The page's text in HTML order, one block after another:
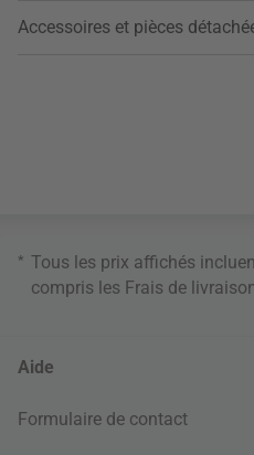
Accessoires et pièces
* Tous les prix affichés
compris les Frais de
Aide
Formulaire de contact